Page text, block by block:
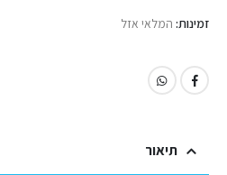
זמינות: המלאי אזל
תיאור